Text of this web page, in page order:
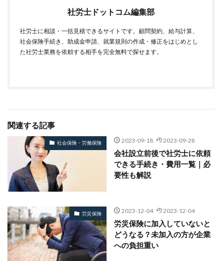
社労士ドットコム編集部
社労士に相談・一括見積できるサイトです。顧問契約、給与計算、
社会保険手続き、助成金申請、就業規則の作成・修正をはじめとし
た社労士業務を依頼する相手を完全無料で探せます。
関連する記事
社会保険・労働保険 2023-09-18 2023-09-28
会社設立前後で社労士に依頼
できる手続き・費用一覧｜必
要性も解説
労災保険 2023-12-04 2023-12-04
労災保険に加入していないと
どうなる？未加入の方が企業
への負担重い